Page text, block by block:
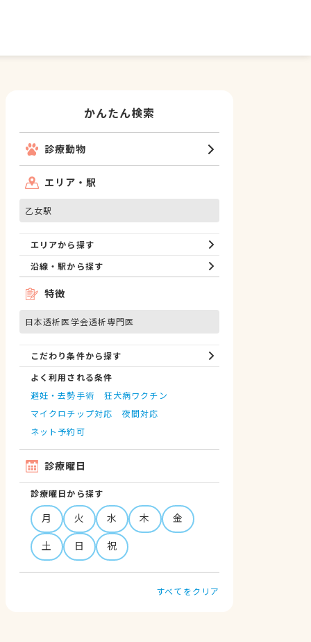
かんたん検索
診療動物
エリア・駅
乙女駅
エリアから探す
沿線・駅から探す
特徴
日本透析医学会透析専門医
こだわり条件から探す
よく利用される条件
避妊・去勢手術
狂犬病ワクチン
マイクロチップ対応
夜間対応
ネット予約可
診療曜日
診療曜日から探す
月 火 水 木
金
土
日 祝
すべてをクリア